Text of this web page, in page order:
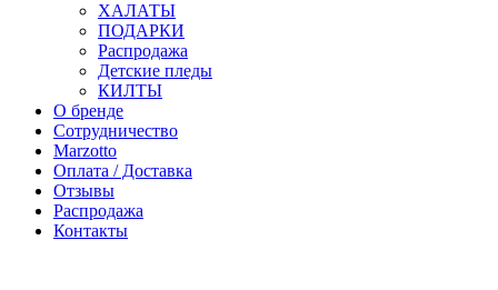
ХАЛАТЫ
ПОДАРКИ
Распродажа
Детские пледы
КИЛТЫ
О бренде
Сотрудничество
Marzotto
Оплата / Доставка
Отзывы
Распродажа
Контакты